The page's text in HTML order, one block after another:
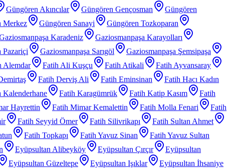
Güngören Akıncılar Güngören Gençosman
Güngören
Merkez Güngören Sanayi
Güngören Tozkoparan
Karadeniz
Gaziosmanpaşa Karayolları
Pazariçi Gaziosmanpaşa Sarıgöl
Gaziosmanpaşa Şemsipaşa
Alemdar Fatih Ali Kuşçu Fatih Atikali
Fatih Ayvansaray
Fatih Derviş Ali Fatih Eminsinan
Fatih Hacı Kadın
Kalenderhane Fatih Karagümrük Fatih Katip Kasım
Fatih
Hayrettin Fatih Mimar Kemalettin Fatih Molla Fenari
Fatih
Fatih Seyyid Ömer Fatih Silivrikapı
Fatih Sultan Ahmet
Fatih Topkapı Fatih Yavuz Sinan
Fatih Yavuz Sultan
Eyüpsultan Alibeyköy Eyüpsultan Çırçır
Eyüpsultan
Eyüpsultan Güzeltepe Eyüpsultan Işıklar
Eyüpsultan İhsaniye